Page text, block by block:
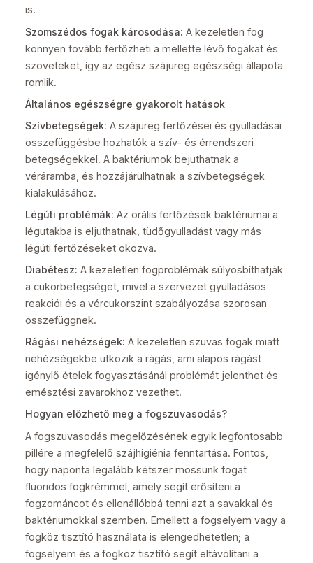
is.
Szomszédos fogak károsodása: A kezeletlen fog
könnyen tovább fertőzheti a mellette lévő fogakat és
szöveteket, így az egész szájüreg egészségi állapota
romlik.
Általános egészségre gyakorolt hatások
Szívbetegségek: A szájüreg fertőzései és gyulladásai
összefüggésbe hozhatók a szív- és érrendszeri
betegségekkel. A baktériumok bejuthatnak a
véráramba, és hozzájárulhatnak a szívbetegségek
kialakulásához.
Légúti problémák: Az orális fertőzések baktériumai a
légutakba is eljuthatnak, tüdőgyulladást vagy más
légúti fertőzéseket okozva.
Diabétesz: A kezeletlen fogproblémák súlyosbíthatják
a cukorbetegséget, mivel a szervezet gyulladásos
reakciói és a vércukorszint szabályozása szorosan
összefüggnek.
Rágási nehézségek: A kezeletlen szuvas fogak miatt
nehézségekbe ütközik a rágás, ami alapos rágást
igénylő ételek fogyasztásánál problémát jelenthet és
emésztési zavarokhoz vezethet.
Hogyan előzhető meg a fogszuvasodás?
A fogszuvasodás megelőzésének egyik legfontosabb
pillére a megfelelő szájhigiénia fenntartása. Fontos,
hogy naponta legalább kétszer mossunk fogat
fluoridos fogkrémmel, amely segít erősíteni a
fogzománcot és ellenállóbbá tenni azt a savakkal és
baktériumokkal szemben. Emellett a fogselyem vagy a
fogköz tisztító használata is elengedhetetlen; a
fogselyem és a fogköz tisztító segít eltávolítani a